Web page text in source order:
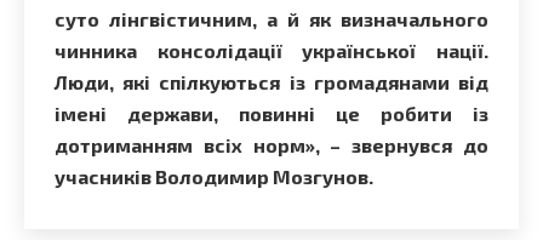
суто лінгвістичним, а й як визначального
чинника консолідації української нації.
Люди, які спілкуються із громадянами від
імені держави, повинні це робити із
дотриманням всіх норм», – звернувся до
учасників Володимир Мозгунов.